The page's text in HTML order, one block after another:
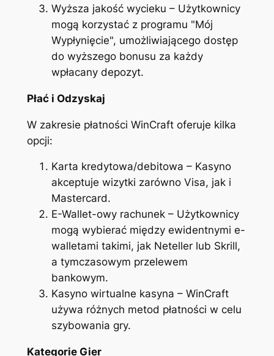
Wyższa jakość wycieku – Użytkownicy
mogą korzystać z programu "Mój
Wypłynięcie", umożliwiającego dostęp
do wyższego bonusu za każdy
wpłacany depozyt.
Płać i Odzyskaj
W zakresie płatności WinCraft oferuje kilka
opcji:
Karta kredytowa/debitowa – Kasyno
akceptuje wizytki zarówno Visa, jak i
Mastercard.
E-Wallet-owy rachunek – Użytkownicy
mogą wybierać między ewidentnymi e-
walletami takimi, jak Neteller lub Skrill,
a tymczasowym przelewem
bankowym.
Kasyno wirtualne kasyna – WinCraft
używa różnych metod płatności w celu
szybowania gry.
Kategorie Gier